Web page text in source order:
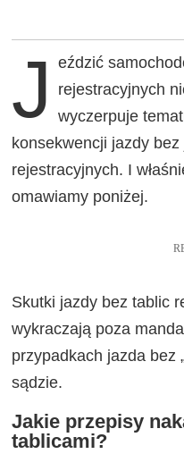
J
eździć
rejestracyjnych
wyczerpuje
konsekwencji jazdy
rejestracyjnych. I
omawiamy poniżej.
Skutki jazdy bez tablic
wykraczają poza
przypadkach jazda bez
sądzie.
Jakie przepisy
tablicami?